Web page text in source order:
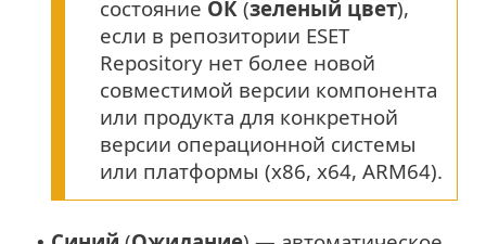
состояние ОК (зеленый цвет),
если в репозитории ESET
Repository нет более новой
совместимой версии компонента
или продукта для конкретной
версии операционной системы
или платформы (x86, x64, ARM64).